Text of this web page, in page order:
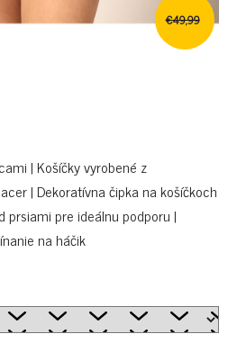
| Košíčky vyrobené z
| Dekoratívna čipka na košíčkoch
prsiami pre ideálnu podporu |
na háčik
€49,99